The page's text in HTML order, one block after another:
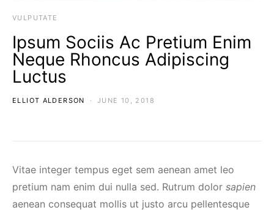
VULPUTATE
Ipsum Sociis Ac Pretium Enim
Neque Rhoncus Adipiscing
Luctus
ELLIOT ALDERSON JUNE 10, 2018
Vitae integer tempus eget sem aenean amet leo
pretium nam enim dui nulla sed. Rutrum dolor sapien
aenean consequat mollis ut justo arcu pellentesque